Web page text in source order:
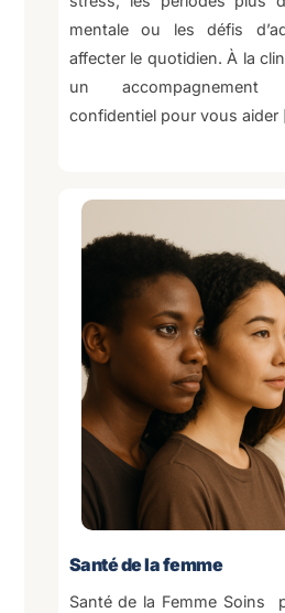
mentale ou les défis
affecter le quotidien. À la
un
confidentiel pour vous
Santé de la femme
Santé de la Femme Soins